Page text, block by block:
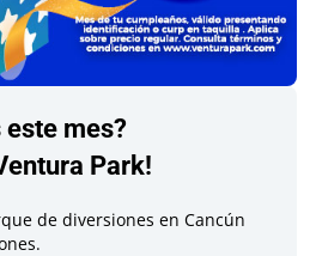
este mes?
Park!
de diversiones en Cancún